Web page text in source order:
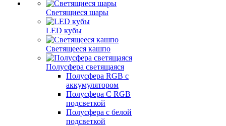
Светящиеся шары
LED кубы
Светящееся кашпо
Полусфера светящаяся
Полусфера RGB с
аккумулятором
Полусфера С RGB
подсветкой
Полусфера с белой
подсветкой